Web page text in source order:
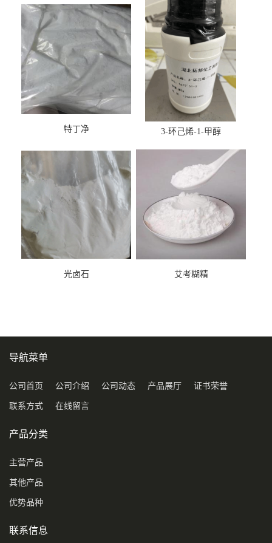
特丁净 3-环己烯-1-甲醇
光卤石 艾考糊精
导航菜单
公司首页 公司介绍 公司动态 产品展厅 证书荣誉
联系方式 在线留言
产品分类
主营产品
其他产品
优势品种
联系信息